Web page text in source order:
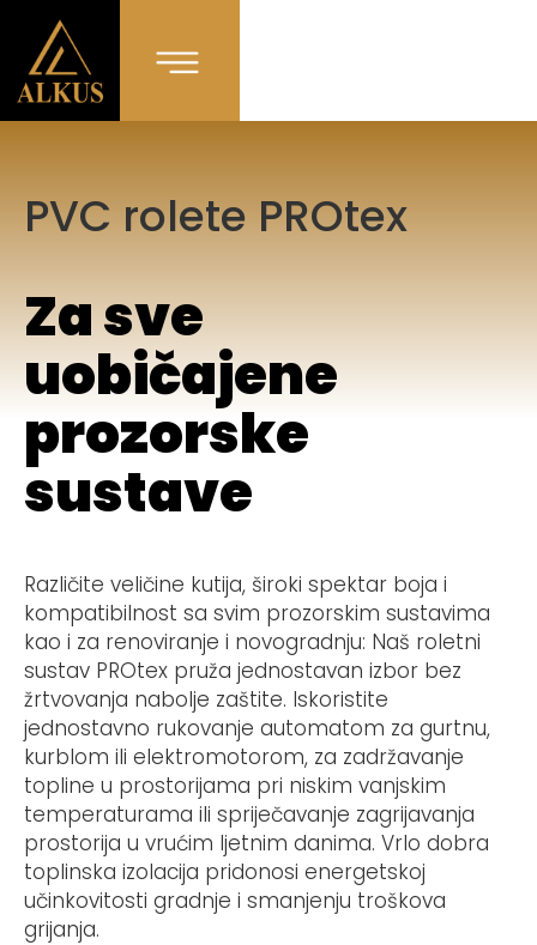
PVC rolete PROtex
Za sve
uobičajene
prozorske
sustave
Različite veličine kutija, široki spektar boja i
kompatibilnost sa svim prozorskim sustavima
kao i za renoviranje i novogradnju: Naš roletni
sustav PROtex pruža jednostavan izbor bez
žrtvovanja nabolje zaštite. Iskoristite
jednostavno rukovanje automatom za gurtnu,
kurblom ili elektromotorom, za zadržavanje
topline u prostorijama pri niskim vanjskim
temperaturama ili spriječavanje zagrijavanja
prostorija u vrućim ljetnim danima. Vrlo dobra
toplinska izolacija pridonosi energetskoj
učinkovitosti gradnje i smanjenju troškova
grijanja.